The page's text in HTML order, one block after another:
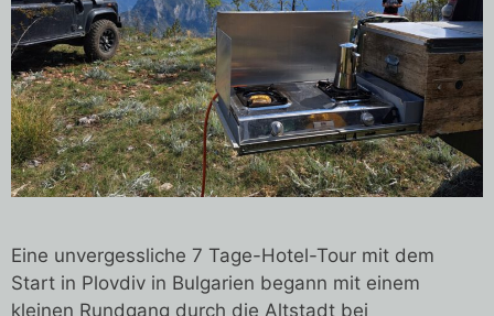
Eine unvergessliche 7 Tage-Hotel-Tour mit dem
Start in Plovdiv in Bulgarien begann mit einem
kleinen Rundgang durch die Altstadt bei